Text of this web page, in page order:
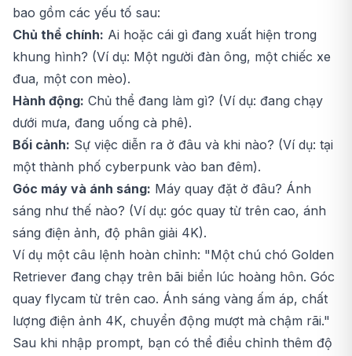
bao gồm các yếu tố sau:
Chủ thể chính: Ai hoặc cái gì đang xuất hiện trong
khung hình? (Ví dụ: Một người đàn ông, một chiếc xe
đua, một con mèo).
Hành động: Chủ thể đang làm gì? (Ví dụ: đang chạy
dưới mưa, đang uống cà phê).
Bối cảnh: Sự việc diễn ra ở đâu và khi nào? (Ví dụ: tại
một thành phố cyberpunk vào ban đêm).
Góc máy và ánh sáng: Máy quay đặt ở đâu? Ánh
sáng như thế nào? (Ví dụ: góc quay từ trên cao, ánh
sáng điện ảnh, độ phân giải 4K).
Ví dụ một câu lệnh hoàn chỉnh: "Một chú chó Golden
Retriever đang chạy trên bãi biển lúc hoàng hôn. Góc
quay flycam từ trên cao. Ánh sáng vàng ấm áp, chất
lượng điện ảnh 4K, chuyển động mượt mà chậm rãi."
Sau khi nhập prompt, bạn có thể điều chỉnh thêm độ